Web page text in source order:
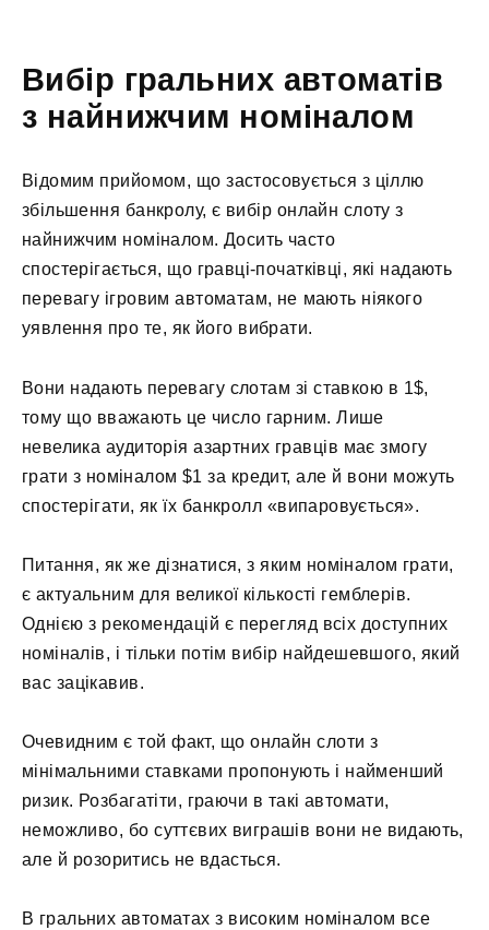
Вибір гральних автоматів
з найнижчим номіналом
Відомим прийомом, що застосовується з ціллю
збільшення банкролу, є вибір онлайн слоту з
найнижчим номіналом. Досить часто
спостерігається, що гравці-початківці, які надають
перевагу ігровим автоматам, не мають ніякого
уявлення про те, як його вибрати.
Вони надають перевагу слотам зі ставкою в 1$,
тому що вважають це число гарним. Лише
невелика аудиторія азартних гравців має змогу
грати з номіналом $1 за кредит, але й вони можуть
спостерігати, як їх банкролл «випаровується».
Питання, як же дізнатися, з яким номіналом грати,
є актуальним для великої кількості гемблерів.
Однією з рекомендацій є перегляд всіх доступних
номіналів, і тільки потім вибір найдешевшого, який
вас зацікавив.
Очевидним є той факт, що онлайн слоти з
мінімальними ставками пропонують і найменший
ризик. Розбагатіти, граючи в такі автомати,
неможливо, бо суттєвих виграшів вони не видають,
але й розоритись не вдасться.
В гральних автоматах з високим номіналом все